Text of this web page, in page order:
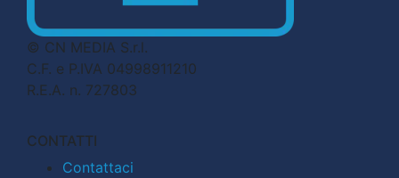
© CN MEDIA S.r.l.
C.F. e P.IVA 04998911210
R.E.A. n. 727803
CONTATTI
Contattaci